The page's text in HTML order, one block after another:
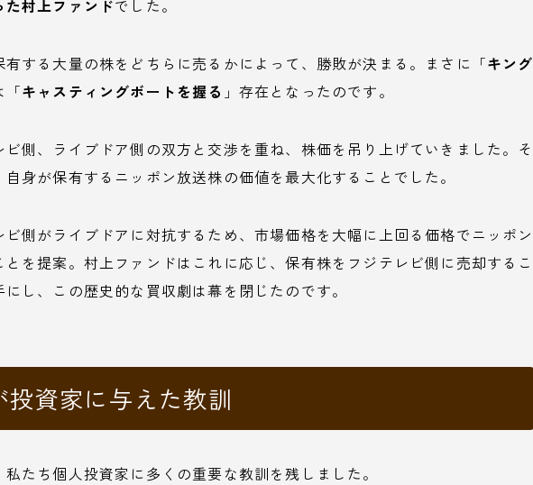
村上ファンドでした。
する大量の株をどちらに売るかによって、勝敗が決まる。まさに「キング
「キャスティングボートを握る 」存在となったのです。
側、ライブドア側の双方と交渉を重ね、株価を吊り上げていきました。そ
身が保有するニッポン放送株の価値を最大化することでした。
側がライブドアに対抗するため、市場価格を大幅に上回る価格でニッポン
を提案。村上ファンドはこれに応じ、保有株をフジテレビ側に売却するこ
し、この歴史的な買収劇は幕を閉じたのです。
投資家に与えた教訓
たち個人投資家に多くの重要な教訓を残しました。